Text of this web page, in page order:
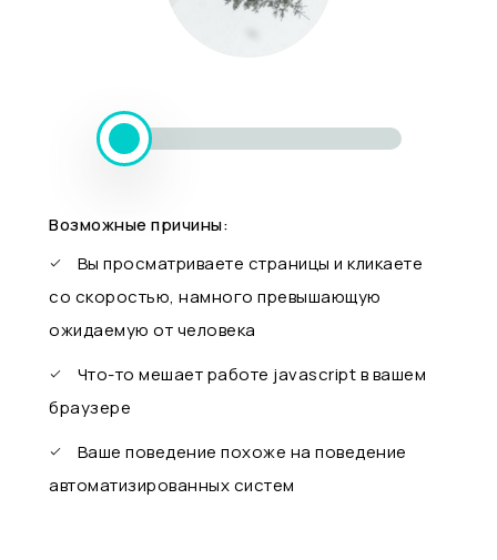
Возможные причины:
Вы просматриваете страницы и кликаете
со скоростью, намного превышающую
ожидаемую от человека
Что-то мешает работе javascript в вашем
браузере
Ваше поведение похоже на поведение
автоматизированных систем